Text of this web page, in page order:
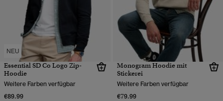
NEU
Essential SD Co Logo Zip-
Hoodie
Weitere Farben verfügbar
€89.99
Monogram Hoodie mit
Stickerei
Weitere Farben verfügbar
€79.99